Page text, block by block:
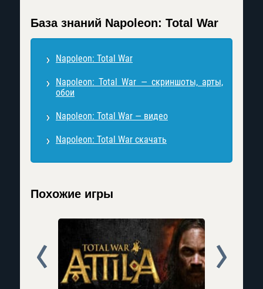
База знаний Napoleon: Total War
Napoleon: Total War
Napoleon: Total War — скриншоты, арты,
обои
Napoleon: Total War — видео
Napoleon: Total War скачать
Похожие игры